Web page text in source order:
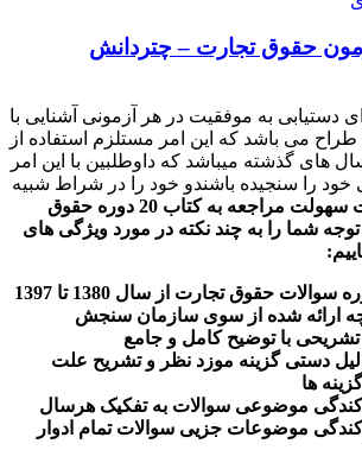
دستیابی به موفقیت در هر آزمونی آشنایی با
می باشد که این امر مستلزم استفاده از
های گذشته میباشد که داوطلبین با این امر
را سنجیده باشندو خود را در شراط شبیه
جهت سهولت مراجعه به کتاب 20 دوره حقوق
توجه شما را به چند نکته در مورد ویژگی های
:
گرداوری 20 دوره سوالات حقوق تجارت از سال 1380 تا 1397
ارائه شده از سوی سازمان سنجش
تشریحی با توضیح کامل و جامع
دستی گزینه موزد نظر و تشریح علت
ها
موضوعی سوالات به تفکیک هرسال
موضوعات جزیی سوالات تمام ادوار